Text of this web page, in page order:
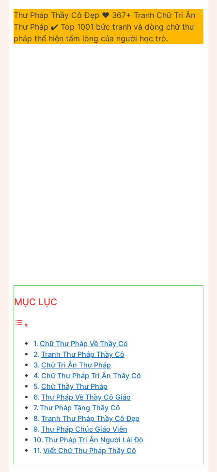
Thư Pháp Thầy Cô Đẹp ❤️ 367+ Tranh Chữ Tri Ân
Thư Pháp ✔️ Top 1001 bức tranh và dòng chữ thư
pháp thể hiện tấm lòng của người học trò.
MỤC LỤC
Chữ Thư Pháp Về Thầy Cô
Tranh Thư Pháp Thầy Cô
Chữ Tri Ân Thư Pháp
Chữ Thư Pháp Tri Ân Thầy Cô
Chữ Thầy Thư Pháp
Thư Pháp Về Thầy Cô Giáo
Thư Pháp Tặng Thầy Cô
Tranh Thư Pháp Thầy Cô Đẹp
Thư Pháp Chúc Giáo Viên
Thư Pháp Tri Ân Người Lái Đò
Viết Chữ Thư Pháp Thầy Cô